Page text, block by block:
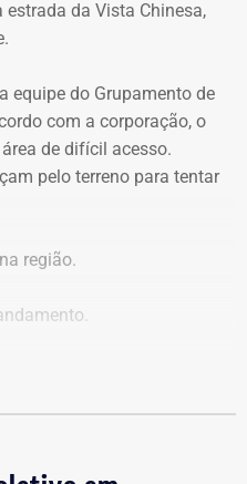
Justiça
da defesa das
dos nove perfis;
financiadores;
no processo;
que não fossem
por contas ainda não
descumprida.
da Vista Chinesa,
equipe do Grupamento de
com a corporação, o
de difícil acesso.
pelo terreno para tentar
região.